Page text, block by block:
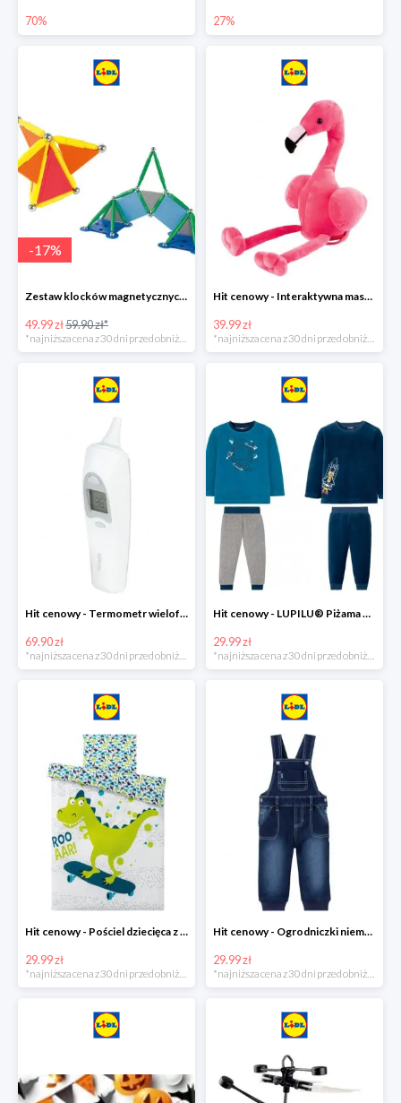
70% 27%
-17%
Zestaw klocków magnetycznych -16%
49.99 zł59.90 zł*
*najniższa cena z 30 dni przed obniżką
Hit cenowy - Interaktywna maskotka z efektami dźwiękowymi
39.99 zł
*najniższa cena z 30 dni przed obniżką
Hit cenowy - Termometr wielofunkcyjny
69.90 zł
*najniższa cena z 30 dni przed obniżką
Hit cenowy - LUPILU® Piżama welurowa chłopięca, 1 komplet
29.99 zł
*najniższa cena z 30 dni przed obniżką
Hit cenowy - Pościel dziecięca z biobawełny renforcé
29.99 zł
Hit cenowy - Ogrodniczki niemowlęce
29.99 zł